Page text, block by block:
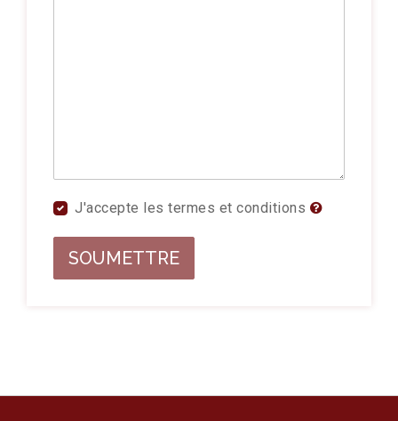
J'accepte les termes et conditions
SOUMETTRE